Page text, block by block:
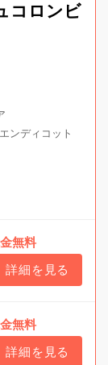
コロンビ
エンディコット
無料
詳細を見る
無料
詳細を見る